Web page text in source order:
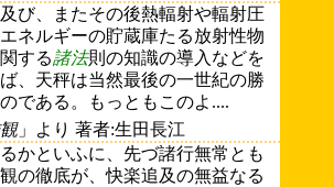
び、またその後熱輻射や輻射圧
ネルギーの貯蔵庫たる放射性物
する諸法則の知識の導入などを
、天秤は当然最後の一世紀の勝
である。もっともこのよ....
」より 著者:生田長江
かといふに、先づ諸行無常とも
の徹底が、快楽追及の無益なる